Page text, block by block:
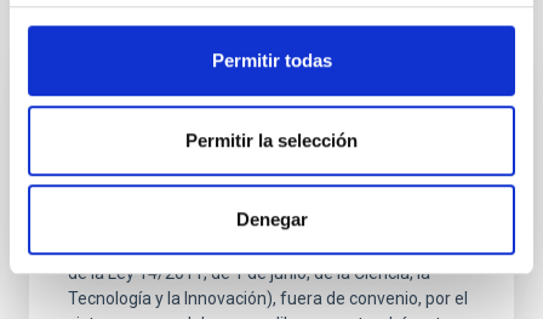
Permitir todas
Permitir la selección
Denegar
Te puede interesar
CONTRATO INDEFINIDO
Dos contratos - Ingeniería Especialidad
Mecánica- GTCAO.PS-2026-057
Se convoca proceso selectivo para formalizar un
de la Ley 14/2011, de 1 de junio, de la Ciencia, la
Tecnología y la Innovación), fuera de convenio, por el